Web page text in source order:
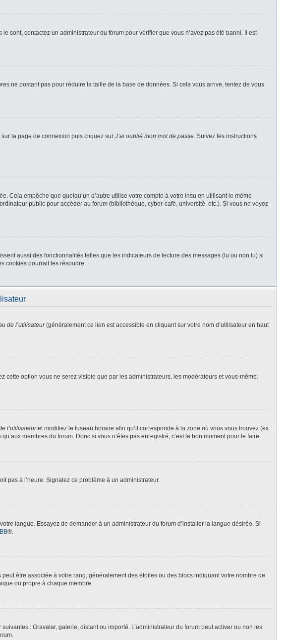
sont, contactez un administrateur du forum pour vérifier que vous n’avez pas été banni. Il est
ne postant pas pour réduire la taille de la base de données. Si cela vous arrive, tentez de vous
la page de connexion puis cliquez sur J’ai oublié mon mot de passe. Suivez les instructions
Cela empêche que quelqu’un d’autre utilise votre compte à votre insu en utilisant le même
public pour accéder au forum (bibliothèque, cyber-café, université, etc.). Si vous ne voyez
aussi des fonctionnalités telles que les indicateurs de lecture des messages (lu ou non lu) si
cookies pourrait les résoudre.
de l’utilisateur(généralement ce lien est accessible en cliquant sur votre nom d’utilisateur en haut
cette option vous ne serez visible que par les administrateurs, les modérateurs et vous-même.
l’utilisateuret modifiez le fuseau horaire afin qu’il corresponde à la zone où vous vous trouvez (ex :
membres du forum. Donc si vous n’êtes pas enregistré, c’est le bon moment pour le faire.
pas à l’heure. Signalez ce problème à un administrateur.
langue. Essayez de demander à un administrateur du forum d’installer la langue désirée. Si
®.
être associée à votre rang, généralement des étoiles ou des blocs indiquant votre nombre de
ou propre à chaque membre.
: Gravatar, galerie, distant ou importé. L’administrateur du forum peut activer ou non les